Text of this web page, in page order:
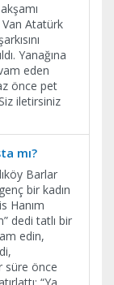
Van Atatürk
Yanağına
eden
önce pet
iletirsiniz
mı?
Barlar
bir kadın
Hanım
dedi tatlı bir
edin,
süre önce